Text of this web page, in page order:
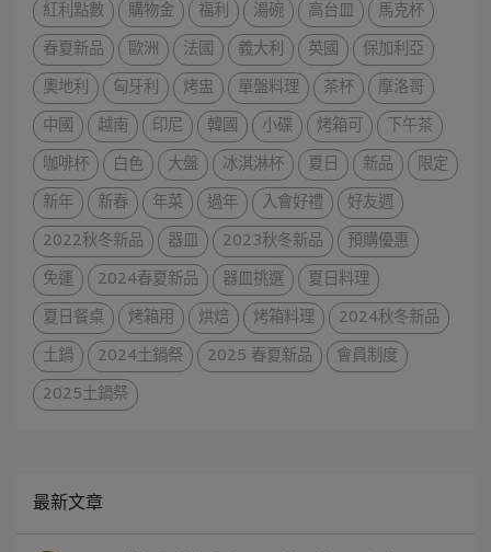
紅利點數
購物金 福利 湯碗 高台皿
馬克杯
春夏新品
歐洲 法國 義大利 英國
保加利亞
奧地利
匈牙利 烤盅 單盤料理 茶杯
摩洛哥
中國
越南 印尼 韓國 小碟 烤箱可
下午茶
咖啡杯
白色 大盤 冰淇淋杯 夏日 新品
限定
新年
新春 年菜 過年 入會好禮
好友週
2022秋冬新品
器皿 2023秋冬新品
預購優惠
免運
2024春夏新品 器皿挑選
夏日料理
夏日餐桌
烤箱用 烘焙 烤箱料理
2024秋冬新品
土鍋
2024土鍋祭 2025 春夏新品
會員制度
2025土鍋祭
最新文章